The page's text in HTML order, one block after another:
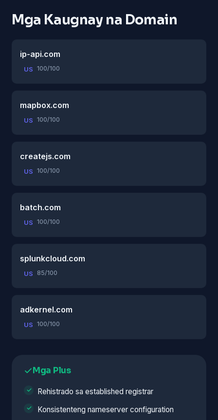
Mga Kaugnay na Domain
ip-api.com
US 100/100
mapbox.com
US 100/100
createjs.com
US 100/100
batch.com
US 100/100
splunkcloud.com
US 85/100
adkernel.com
US 100/100
Mga Plus
Rehistrado sa established registrar
Konsistenteng nameserver configuration